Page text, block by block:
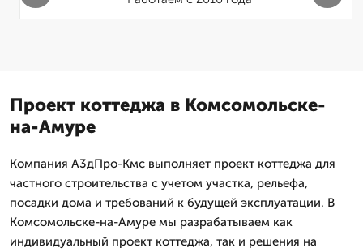
Проект коттеджа в Комсомольске-
на-Амуре
Компания А3дПро-Кмс выполняет проект коттеджа для
частного строительства с учетом участка, рельефа,
посадки дома и требований к будущей эксплуатации. В
Комсомольске-на-Амуре мы разрабатываем как
индивидуальный проект коттеджа, так и решения на